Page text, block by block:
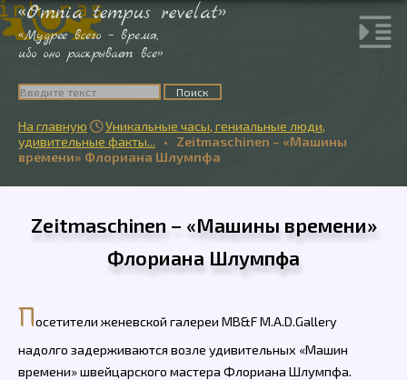
«Omnia tempus revelat»
«Мудрее всего – время,
ибо оно раскрывает все»
На главную  Уникальные часы, гениальные люди,
удивительные факты... • Zeitmaschinen – «Машины
времени» Флориана Шлумпфа
Zeitmaschinen – «Машины времени»
Флориана Шлумпфа
Посетители женевской галереи MB&F M.A.D.Gallery
надолго задерживаются возле удивительных «Машин
времени» швейцарского мастера Флориана Шлумпфа.